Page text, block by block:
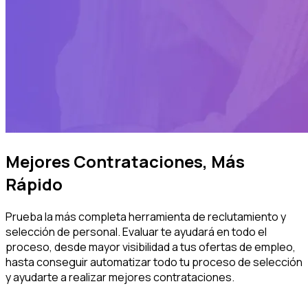
Mejores Contrataciones, Más
Rápido
Prueba la más completa herramienta de reclutamiento y
selección de personal. Evaluar te ayudará en todo el
proceso, desde mayor visibilidad a tus ofertas de empleo,
hasta conseguir automatizar todo tu proceso de selección
y ayudarte a realizar mejores contrataciones.